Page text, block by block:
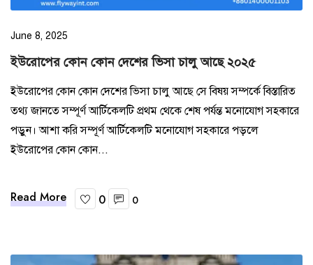
June 8, 2025
ইউরোপের কোন কোন দেশের ভিসা চালু আছে ২০২৫
ইউরোপের কোন কোন দেশের ভিসা চালু আছে সে বিষয় সম্পর্কে বিস্তারিত
তথ্য জানতে সম্পূর্ণ আর্টিকেলটি প্রথম থেকে শেষ পর্যন্ত মনোযোগ সহকারে
পড়ুন। আশা করি সম্পূর্ণ আর্টিকেলটি মনোযোগ সহকারে পড়লে
ইউরোপের কোন কোন...
Read More 0 0